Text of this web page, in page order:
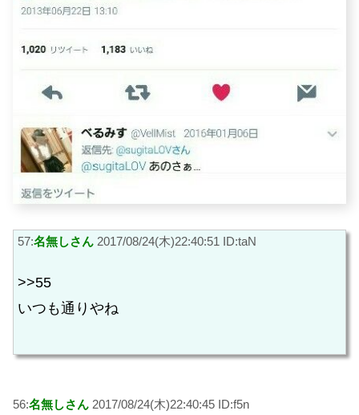
57:名無しさん 2017/08/24(木)22:40:51 ID:taN
>>55
いつも通りやね
56:名無しさん 2017/08/24(木)22:40:45 ID:f5n